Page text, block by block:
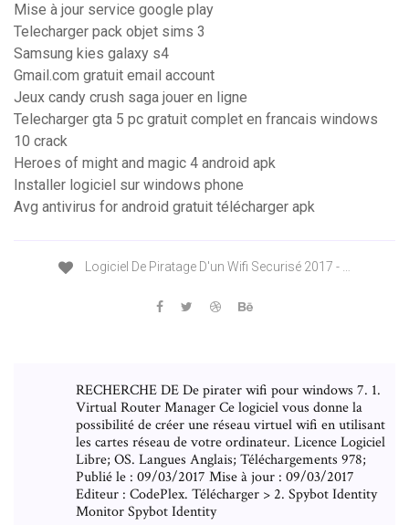
Mise à jour service google play
Telecharger pack objet sims 3
Samsung kies galaxy s4
Gmail.com gratuit email account
Jeux candy crush saga jouer en ligne
Telecharger gta 5 pc gratuit complet en francais windows
10 crack
Heroes of might and magic 4 android apk
Installer logiciel sur windows phone
Avg antivirus for android gratuit télécharger apk
Logiciel De Piratage D'un Wifi Securisé 2017 - …
RECHERCHE DE De pirater wifi pour windows 7. 1.
Virtual Router Manager Ce logiciel vous donne la
possibilité de créer une réseau virtuel wifi en utilisant
les cartes réseau de votre ordinateur. Licence Logiciel
Libre; OS. Langues Anglais; Téléchargements 978;
Publié le : 09/03/2017 Mise à jour : 09/03/2017
Editeur : CodePlex. Télécharger > 2. Spybot Identity
Monitor Spybot Identity